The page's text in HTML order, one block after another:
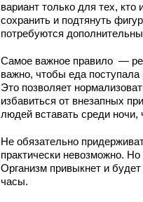
вариант только для тех,
сохранить и подтянуть
потребуются
Самое важное правило —
важно, чтобы еда
Это позволяет
избавиться от внезапных
людей вставать среди ночи,
Не обязательно
практически невозможно.
Организм привыкнет и
часы.